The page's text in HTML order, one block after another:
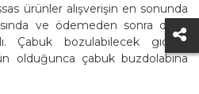
ürünler alışverişin en sonunda
ve ödemeden sonra diğer
Çabuk bozulabilecek gıdalar
olduğunca çabuk buzdolabına